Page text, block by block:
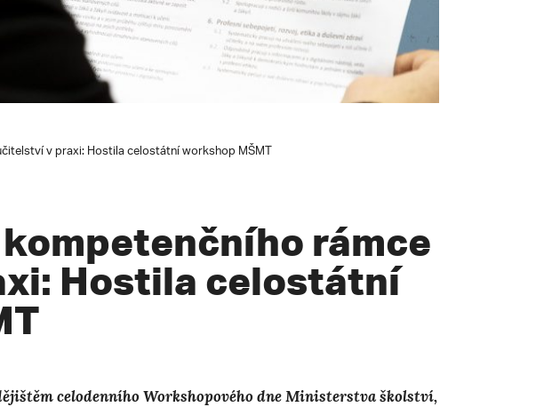
v praxi: Hostila celostátní workshop MŠMT
rámce
Hostila celostátní
celodenního Workshopového dne Ministerstva školství,